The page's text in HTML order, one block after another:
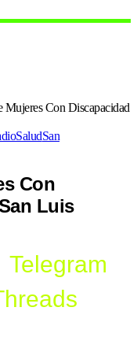
Mujeres Con Discapacidad
SaludSan
Con
Luis
Telegram